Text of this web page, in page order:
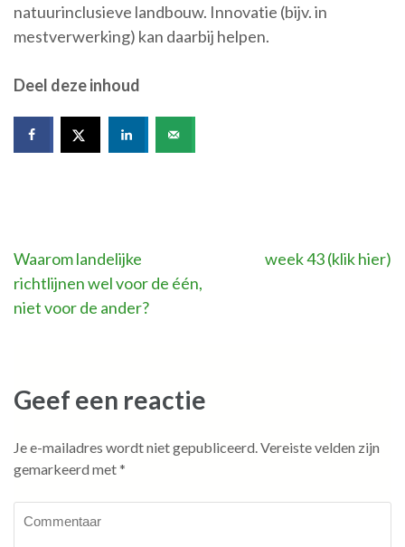
natuurinclusieve landbouw. Innovatie (bijv. in
mestverwerking) kan daarbij helpen.
Deel deze inhoud
Bericht
navigatie
Waarom landelijke
richtlijnen wel voor de één,
niet voor de ander?
week 43 (klik hier)
Geef een reactie
Je e-mailadres wordt niet gepubliceerd.Vereiste velden zijn
gemarkeerd met*